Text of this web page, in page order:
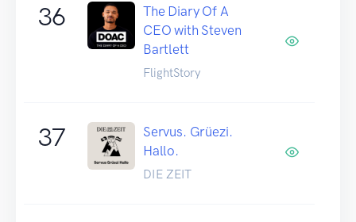
36
The Diary Of A
CEO with Steven
Bartlett
FlightStory
37
Servus. Grüezi.
Hallo.
DIE ZEIT